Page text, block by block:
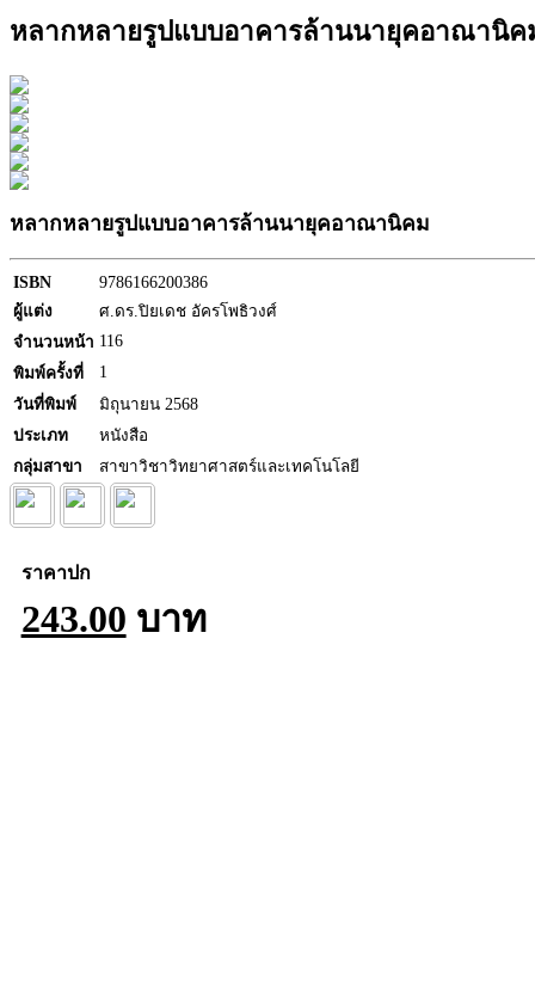
หลากหลายรูปแบบอาคารล้านนายุคอาณานิค
หลากหลายรูปแบบอาคารล้านนายุคอาณานิคม
ISBN
9786166200386
ผู้แต่ง
ศ.ดร.ปิยเดช อัครโพธิวงศ์
จำนวนหน้า 116
พิมพ์ครั้งที่
1
วันที่พิมพ์
มิถุนายน 2568
ประเภท
หนังสือ
กลุ่มสาขา
สาขาวิชาวิทยาศาสตร์และเทคโนโลยี
ราคาปก
243.00 บาท